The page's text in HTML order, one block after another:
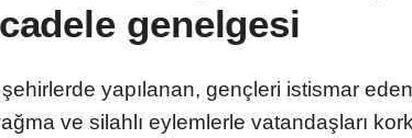
genelgesi
yapılanan, gençleri istismar
ve silahlı eylemlerle vatandaşları